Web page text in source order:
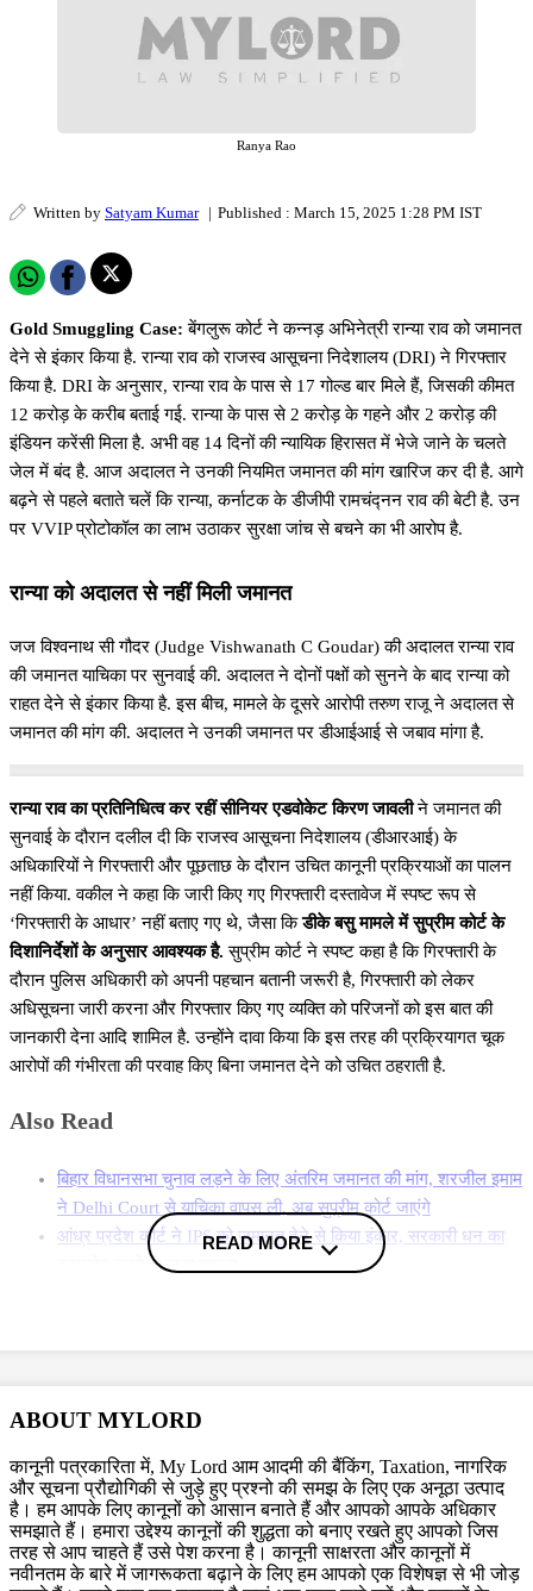
Ranya Rao
Written by Satyam Kumar | Published : March 15, 2025 1:28 PM IST
Gold Smuggling Case: बेंगलुरू कोर्ट ने कन्नड़ अभिनेत्री रान्या राव को जमानत
देने से इंकार किया है. रान्या राव को राजस्व आसूचना निदेशालय (DRI) ने गिरफ्तार
किया है. DRI के अनुसार, रान्या राव के पास से 17 गोल्ड बार मिले हैं, जिसकी कीमत
12 करोड़ के करीब बताई गई. रान्या के पास से 2 करोड़ के गहने और 2 करोड़ की
इंडियन करेंसी मिला है. अभी वह 14 दिनों की न्यायिक हिरासत में भेजे जाने के चलते
जेल में बंद है. आज अदालत ने उनकी नियमित जमानत की मांग खारिज कर दी है. आगे
बढ़ने से पहले बताते चलें कि रान्या, कर्नाटक के डीजीपी रामचंद्नन राव की बेटी है. उन
पर VVIP प्रोटोकॉल का लाभ उठाकर सुरक्षा जांच से बचने का भी आरोप है.
रान्या को अदालत से नहीं मिली जमानत
जज विश्वनाथ सी गौदर (Judge Vishwanath C Goudar) की अदालत रान्या राव
की जमानत याचिका पर सुनवाई की. अदालत ने दोनों पक्षों को सुनने के बाद रान्या को
राहत देने से इंकार किया है. इस बीच, मामले के दूसरे आरोपी तरुण राजू ने अदालत से
जमानत की मांग की. अदालत ने उनकी जमानत पर डीआईआई से जबाव मांगा है.
रान्या राव का प्रतिनिधित्व कर रहीं सीनियर एडवोकेट किरण जावलीने जमानत की
सुनवाई के दौरान दलील दी कि राजस्व आसूचना निदेशालय (डीआरआई) के
अधिकारियों ने गिरफ्तारी और पूछताछ के दौरान उचित कानूनी प्रक्रियाओं का पालन
नहीं किया. वकील ने कहा कि जारी किए गए गिरफ्तारी दस्तावेज में स्पष्ट रूप से
‘गिरफ्तारी के आधार’ नहीं बताए गए थे, जैसा किडीके बसु मामले में सुप्रीम कोर्ट के
दिशानिर्देशों के अनुसार आवश्यक है. सुप्रीम कोर्ट ने स्पष्ट कहा है कि गिरफ्तारी के
दौरान पुलिस अधिकारी को अपनी पहचान बतानी जरूरी है, गिरफ्तारी को लेकर
अधिसूचना जारी करना और गिरफ्तार किए गए व्यक्ति को परिजनों को इस बात की
जानकारी देना आदि शामिल है. उन्होंने दावा किया कि इस तरह की प्रक्रियागत चूक
आरोपों की गंभीरता की परवाह किए बिना जमानत देने को उचित ठहराती है.
Also Read
बिहार विधानसभा चुनाव लड़ने के लिए अंतरिम जमानत की मांग, शरजील इमाम
ने Delhi Court से याचिका वापस ली, अब सुप्रीम कोर्ट जाएंगे
आंध्र प्रदेश कोर्ट ने IPS को जमानत देने से किया इंकार, सरकारी धन का
दुरुपयोग करने से जुड़ा मामला
डीआरआई के सीनियर एडवोकेट मधु राव ने जमानत याचिका का विरोध किया.
और संभावित रूप से सबूतों के साथ छेड़छाड़ या गवाहों को प्रभावित करने की संभावना
भी है. डीआरआई के वकील ने ये भी दावा किया कि रान्या के पास से एक आईडेंटिटी
कार्ड मिला है, जिससे पता चलता है कि उनके पास दुबई की नागरिकता भी है. और ऐसे
में उनके विदेश भागने की संभावना भी है. उन्होंने बताया कि परिस्थितियों को देखें तो
रान्या एक बड़े सिंडिकेंट का हिस्सा हो सकती है और ऐसे में उन्हें जेल से बाहर जाने देने
READ MORE
ABOUT MYLORD
कानूनी पत्रकारिता में, My Lord आम आदमी की बैंकिंग, Taxation, नागरिक
और सूचना प्रौद्योगिकी से जुड़े हुए प्रश्नो की समझ के लिए एक अनूठा उत्पाद
है। हम आपके लिए कानूनों को आसान बनाते हैं और आपको आपके अधिकार
समझाते हैं। हमारा उद्देश्य कानूनों की शुद्धता को बनाए रखते हुए आपको जिस
तरह से आप चाहते हैं उसे पेश करना है। कानूनी साक्षरता और कानूनों में
नवीनतम के बारे में जागरूकता बढ़ाने के लिए हम आपको एक विशेषज्ञ से भी जोड़